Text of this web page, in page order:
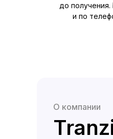
до
и по
О компании